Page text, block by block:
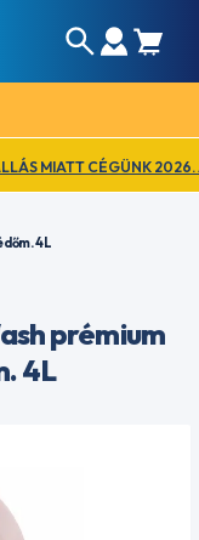
MIATT CÉGÜNK 2026.
4L
prémium
4L